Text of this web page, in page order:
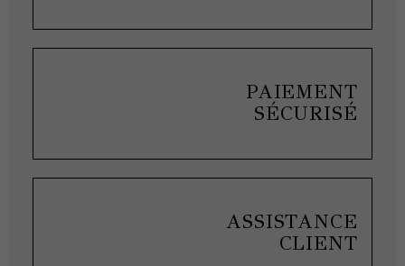
PAIEMENT
SÉCURISÉ
ASSISTANCE
CLIENT